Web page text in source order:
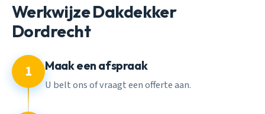
Werkwijze Dakdekker
Dordrecht
1 Maak een afspraak
U belt ons of vraagt een offerte aan.